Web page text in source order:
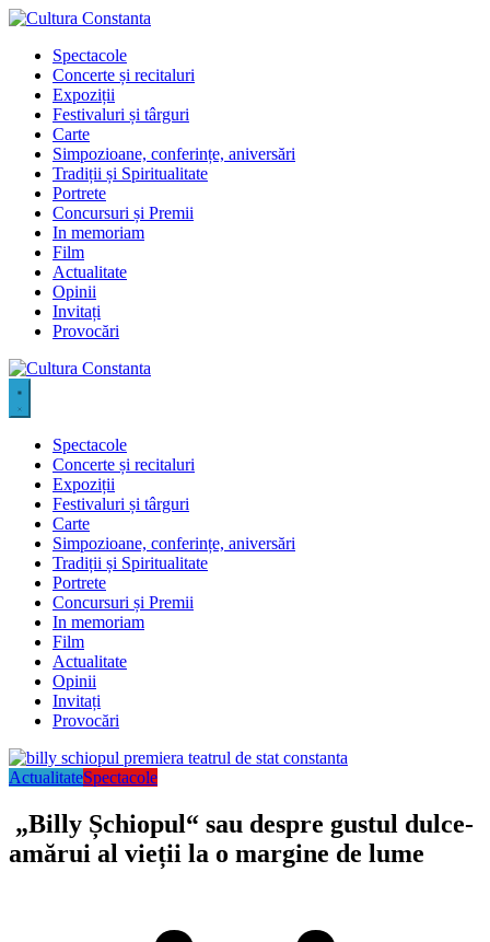
Sari
conținutSpectacole
Concerte și recitaluri
Expoziții
Festivaluri și târguri
Carte
Simpozioane, conferințe, aniversări
Tradiții și Spiritualitate
Portrete
Concursuri și Premii
In memoriam
Film
Actualitate
Opinii
Invitați
Provocări
Spectacole
Concerte și recitaluri
Expoziții
Festivaluri și târguri
Carte
Simpozioane, conferințe, aniversări
Tradiții și Spiritualitate
Portrete
Concursuri și Premii
In memoriam
Film
Actualitate
Opinii
Invitați
Provocări
ActualitateSpectacole
„Billy Șchiopul“ sau despre gustul dulce-
amărui al vieții la o margine de lume